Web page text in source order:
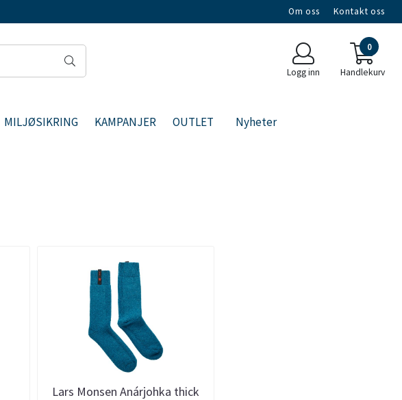
Om oss Kontakt oss
Logg inn
0
Handlekurv
MILJØSIKRING KAMPANJER OUTLET Nyheter
Lars Monsen Anárjohka thick